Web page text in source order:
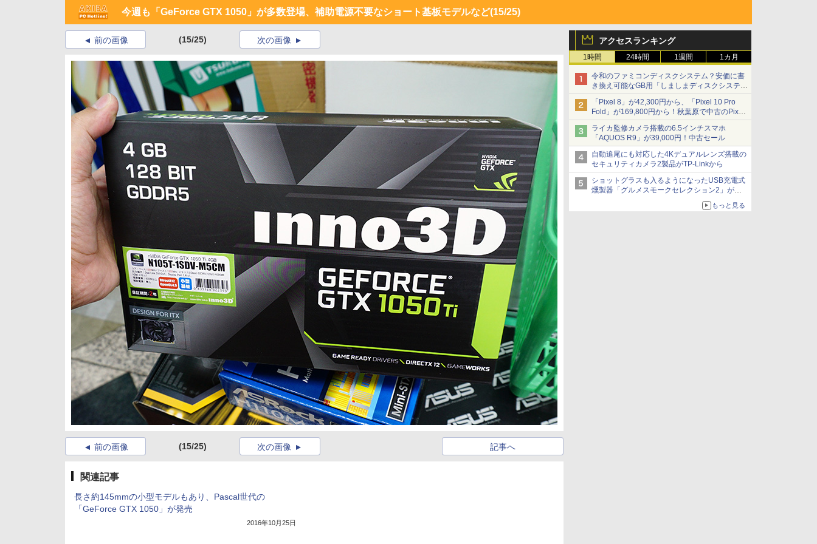
今週も「GeForce GTX 1050」が多数登場、補助電源不要なショート基板モデルなど(15/25)
アクセスランキング
1時間 24時間 1週間 1カ月
令和のファミコンディスクシステム？安価に書
き換え可能なGB用「しましまディスクシステ
ム」
「Pixel 8」が42,300円から、「Pixel 10 Pro
Fold」が169,800円から！秋葉原で中古のPixel
シリーズがお買い得
ライカ監修カメラ搭載の6.5インチスマホ
「AQUOS R9」が39,000円！中古セール
自動追尾にも対応した4Kデュアルレンズ搭載の
セキュリティカメラ2製品がTP-Linkから
ショットグラスも入るようになったUSB充電式
燻製器「グルメスモークセレクション2」がサ
もっと見る
前の画像 (15/25) 次の画像
前の画像 (15/25) 記事へ
次の画像
関連記事
長さ約145mmの小型モデルもあり、Pascal世代の
「GeForce GTX 1050」が発売
2016年10月25日